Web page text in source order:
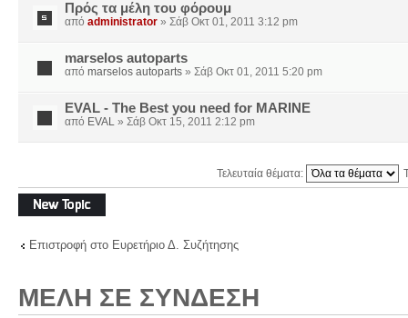
Πρός τα μέλη του φόρουμ
από administrator » Σάβ Οκτ 01, 2011 3:12 pm
marselos autoparts
από marselos autoparts » Σάβ Οκτ 01, 2011 5:20 pm
EVAL - The Best you need for ΜΑRINE
από EVAL » Σάβ Οκτ 15, 2011 2:12 pm
Τελευταία θέματα:
Δημιουργία νέου
θέματος
Επιστροφή στο Ευρετήριο Δ. Συζήτησης
ΜΈΛΗ ΣΕ ΣΎΝΔΕΣΗ